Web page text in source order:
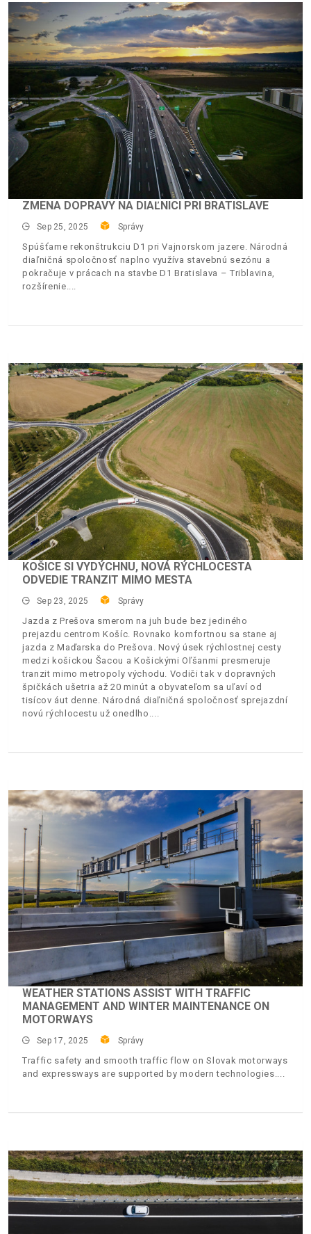
ZMENA DOPRAVY NA DIAĽNICI PRI BRATISLAVE
Sep 25, 2025 Správy
Spúšťame rekonštrukciu D1 pri Vajnorskom jazere. Národná
diaľničná spoločnosť naplno využíva stavebnú sezónu a
pokračuje v prácach na stavbe D1 Bratislava – Triblavina,
rozšírenie.
KOŠICE SI VYDÝCHNU, NOVÁ RÝCHLOCESTA
ODVEDIE TRANZIT MIMO MESTA
Sep 23, 2025 Správy
Jazda z Prešova smerom na juh bude bez jediného
prejazdu centrom Košíc. Rovnako komfortnou sa stane aj
jazda z Maďarska do Prešova. Nový úsek rýchlostnej cesty
medzi košickou Šacou a Košickými Oľšanmi presmeruje
tranzit mimo metropoly východu. Vodiči tak v dopravných
špičkách ušetria až 20 minút a obyvateľom sa uľaví od
tisícov áut denne. Národná diaľničná spoločnosť sprejazdní
novú rýchlocestu už onedlho.
WEATHER STATIONS ASSIST WITH TRAFFIC
MANAGEMENT AND WINTER MAINTENANCE ON
MOTORWAYS
Sep 17, 2025 Správy
Traffic safety and smooth traffic flow on Slovak motorways
and expressways are supported by modern technologies.